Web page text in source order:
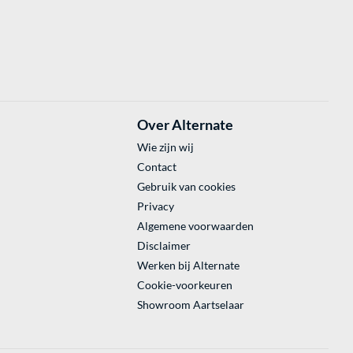
Over Alternate
Wie zijn wij
Contact
Gebruik van cookies
Privacy
Algemene voorwaarden
Disclaimer
Werken bij Alternate
Cookie-voorkeuren
Showroom Aartselaar